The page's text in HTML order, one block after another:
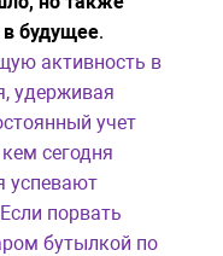
будущее.
активность в
удерживая
учет
сегодня
успевают
порвать
бутылкой по